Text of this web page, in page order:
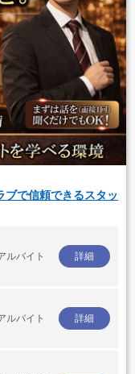
ブで信頼できるスタッ
バイト
詳細
バイト
詳細